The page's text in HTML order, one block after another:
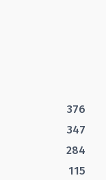
376
347
284
115